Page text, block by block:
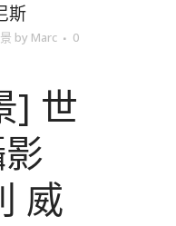
斯
by Marc
0
] 世
威